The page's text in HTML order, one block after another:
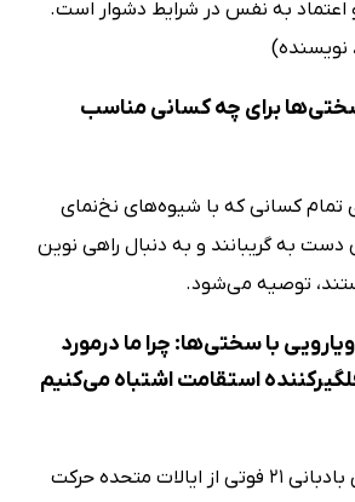
و اعتماد به نفس در شرایط دشوار است.
نویسنده)
برای چه کسانی مناسب
تمام کسانی که با شیوه‌های نخ‌نمای
به گریبانند و به دنبال راهی نوین
توصیه می‌شود.
با سختی‌ها: چرا ما درمورد
استقامت اشتباه می‌کنیم
در سال 1981، یک قایق بادبانی 21 فوتی از ایالات متحده حرکت